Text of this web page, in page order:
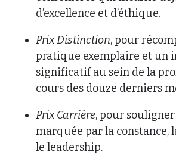
d’excellence et d’éthique.
Prix Distinction, pour
pratique exemplaire et un
significatif au sein de la
cours des douze derniers
Prix Carrière, pour
marquée par la constance,
le leadership.